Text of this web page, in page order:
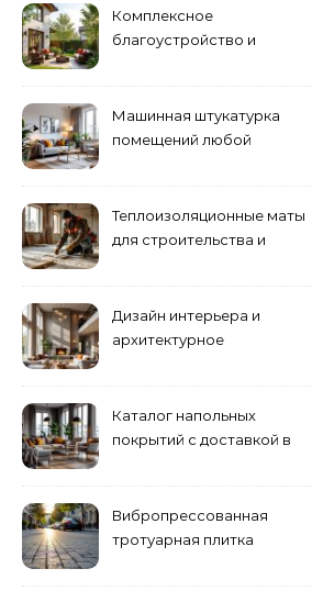
Комплексное
благоустройство и
Машинная штукатурка
помещений любой
Теплоизоляционные маты
для строительства и
Дизайн интерьера и
архитектурное
Каталог напольных
покрытий с доставкой в
Вибропрессованная
тротуарная плитка